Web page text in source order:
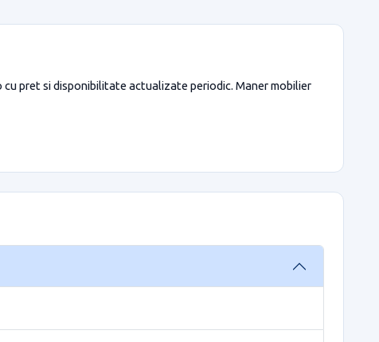
pret si disponibilitate actualizate periodic. Maner mobilier